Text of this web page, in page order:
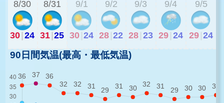
8/30
30|24
8/31
31|25
9/1
30 24
9/2
28 22
9/3
28 23
9/4
29 24
9/5
29 24
90日間気温(最高・最低気温)